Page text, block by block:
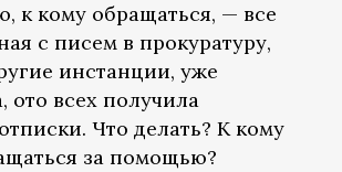
к кому обращаться, — все
с писем в прокуратуру,
инстанции, уже
ото всех получила
Что делать? К кому
за помощью?